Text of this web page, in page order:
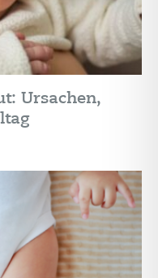
Ursachen,